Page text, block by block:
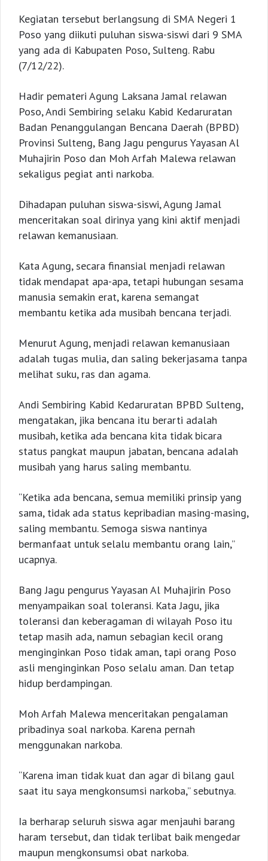
Kegiatan tersebut berlangsung di SMA Negeri 1
Poso yang diikuti puluhan siswa-siswi dari 9 SMA
yang ada di Kabupaten Poso, Sulteng. Rabu
(7/12/22).
Hadir pemateri Agung Laksana Jamal relawan
Poso, Andi Sembiring selaku Kabid Kedaruratan
Badan Penanggulangan Bencana Daerah (BPBD)
Provinsi Sulteng, Bang Jagu pengurus Yayasan Al
Muhajirin Poso dan Moh Arfah Malewa relawan
sekaligus pegiat anti narkoba.
Dihadapan puluhan siswa-siswi, Agung Jamal
menceritakan soal dirinya yang kini aktif menjadi
relawan kemanusiaan.
Kata Agung, secara finansial menjadi relawan
tidak mendapat apa-apa, tetapi hubungan sesama
manusia semakin erat, karena semangat
membantu ketika ada musibah bencana terjadi.
Menurut Agung, menjadi relawan kemanusiaan
adalah tugas mulia, dan saling bekerjasama tanpa
melihat suku, ras dan agama.
Andi Sembiring Kabid Kedaruratan BPBD Sulteng,
mengatakan, jika bencana itu berarti adalah
musibah, ketika ada bencana kita tidak bicara
status pangkat maupun jabatan, bencana adalah
musibah yang harus saling membantu.
“Ketika ada bencana, semua memiliki prinsip yang
sama, tidak ada status kepribadian masing-masing,
saling membantu. Semoga siswa nantinya
bermanfaat untuk selalu membantu orang lain,”
ucapnya.
Bang Jagu pengurus Yayasan Al Muhajirin Poso
menyampaikan soal toleransi. Kata Jagu, jika
toleransi dan keberagaman di wilayah Poso itu
tetap masih ada, namun sebagian kecil orang
menginginkan Poso tidak aman, tapi orang Poso
asli menginginkan Poso selalu aman. Dan tetap
hidup berdampingan.
Moh Arfah Malewa menceritakan pengalaman
pribadinya soal narkoba. Karena pernah
menggunakan narkoba.
“Karena iman tidak kuat dan agar di bilang gaul
saat itu saya mengkonsumsi narkoba,” sebutnya.
Ia berharap seluruh siswa agar menjauhi barang
haram tersebut, dan tidak terlibat baik mengedar
maupun mengkonsumsi obat narkoba.